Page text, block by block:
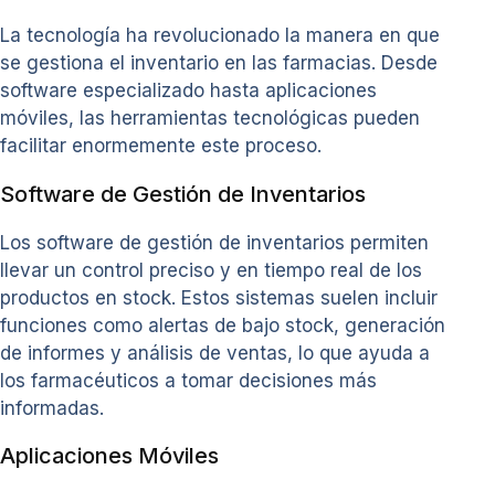
La tecnología ha revolucionado la manera en que
se gestiona el inventario en las farmacias. Desde
software especializado hasta aplicaciones
móviles, las herramientas tecnológicas pueden
facilitar enormemente este proceso.
Software de Gestión de Inventarios
Los software de gestión de inventarios permiten
llevar un control preciso y en tiempo real de los
productos en stock. Estos sistemas suelen incluir
funciones como alertas de bajo stock, generación
de informes y análisis de ventas, lo que ayuda a
los farmacéuticos a tomar decisiones más
informadas.
Aplicaciones Móviles